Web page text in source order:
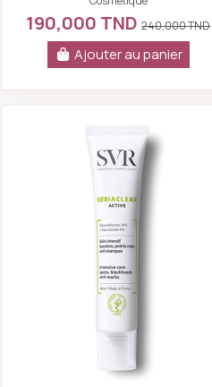
190,000 TND240,000 TND
Ajouter au panier